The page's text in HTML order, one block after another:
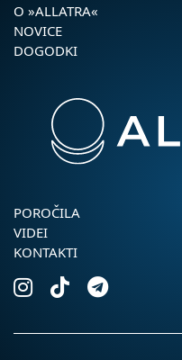
O »ALLATRA«
NOVICE
DOGODKI
POROČILA
VIDEI
KONTAKTI